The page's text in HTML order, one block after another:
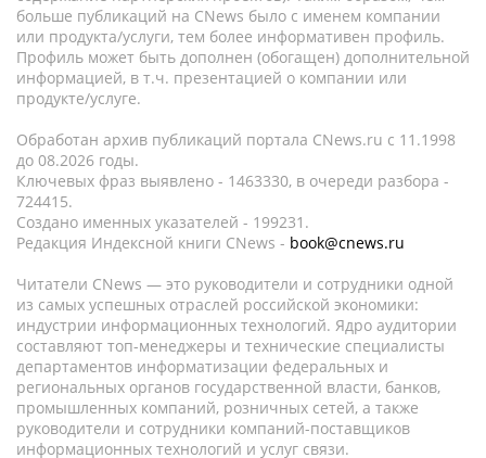
больше публикаций на CNews было с именем компании
или продукта/услуги, тем более информативен профиль.
Профиль может быть дополнен (обогащен) дополнительной
информацией, в т.ч. презентацией о компании или
продукте/услуге.
Обработан архив публикаций портала CNews.ru c 11.1998
до 08.2026 годы.
Ключевых фраз выявлено - 1463330, в очереди разбора -
724415.
Создано именных указателей - 199231.
Редакция Индексной книги CNews - book@cnews.ru
Читатели CNews — это руководители и сотрудники одной
из самых успешных отраслей российской экономики:
индустрии информационных технологий. Ядро аудитории
составляют топ-менеджеры и технические специалисты
департаментов информатизации федеральных и
региональных органов государственной власти, банков,
промышленных компаний, розничных сетей, а также
руководители и сотрудники компаний-поставщиков
информационных технологий и услуг связи.